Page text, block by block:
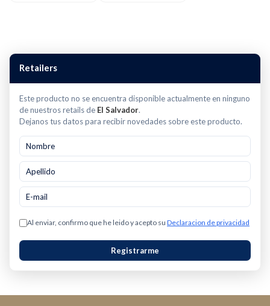
Retailers
Este producto no se encuentra disponible actualmente en ninguno
de nuestros retails de El Salvador.
Dejanos tus datos para recibir novedades sobre este producto.
Al enviar, confirmo que he leido y acepto su Declaracion de privacidad
Registrarme